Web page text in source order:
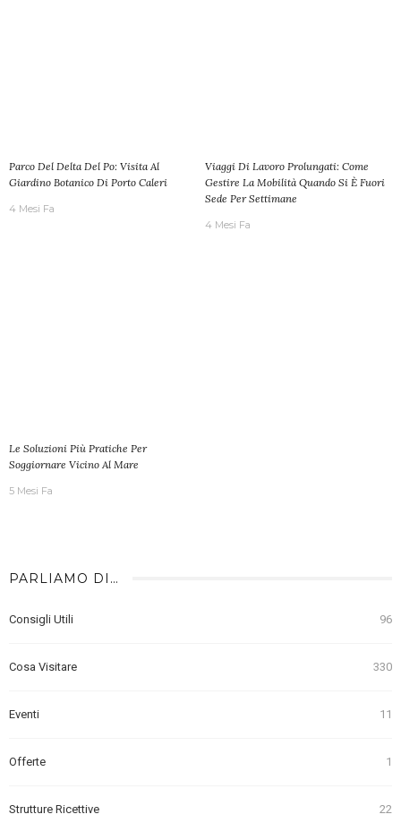
Parco Del Delta Del Po: Visita Al
Giardino Botanico Di Porto Caleri
4 Mesi Fa
Viaggi Di Lavoro Prolungati: Come
Gestire La Mobilità Quando Si È Fuori
Sede Per Settimane
4 Mesi Fa
Le Soluzioni Più Pratiche Per
Soggiornare Vicino Al Mare
5 Mesi Fa
PARLIAMO DI…
Consigli Utili 96
Cosa Visitare 330
Eventi 11
Offerte 1
Strutture Ricettive 22